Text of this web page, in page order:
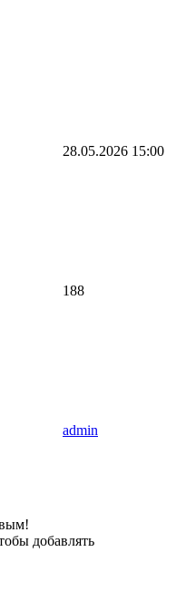
28.05.2026 15:00
188
admin
добавлять